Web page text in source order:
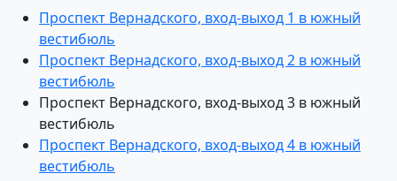
Проспект Вернадского, вход-выход 1 в южный
вестибюль
Проспект Вернадского, вход-выход 2 в южный
вестибюль
Проспект Вернадского, вход-выход 3 в южный
вестибюль
Проспект Вернадского, вход-выход 4 в южный
вестибюль